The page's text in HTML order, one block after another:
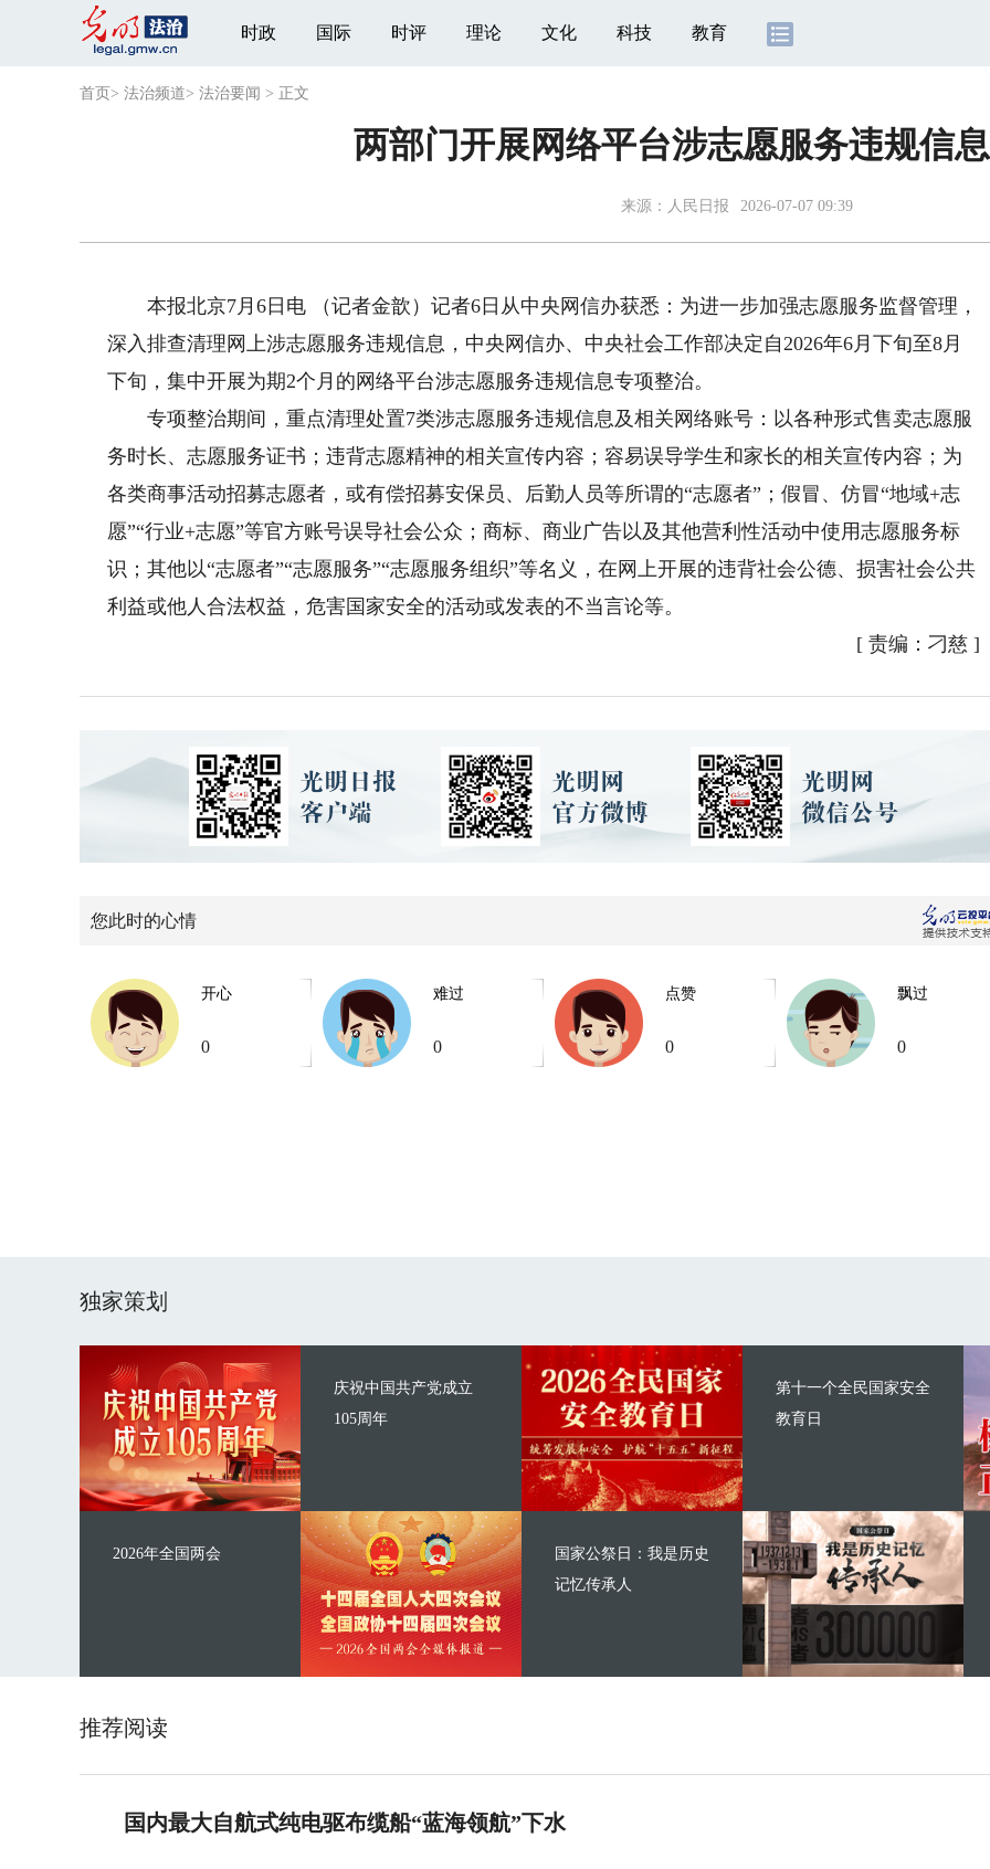
时政 国际 时评 理论 文化 科技 教育
首页 > 法治频道> 法治要闻 > 正文
两部门开展网络平台涉志愿服务违规信
来源： 人民日报 2026-07-07 09:39
本报北京7月6日电 （记者金歆）记者6日从中央网信办获悉：为进一步加强志愿服务监督管理，
深入排查清理网上涉志愿服务违规信息，中央网信办、中央社会工作部决定自2026年6月下旬至8月
下旬，集中开展为期2个月的网络平台涉志愿服务违规信息专项整治。
专项整治期间，重点清理处置7类涉志愿服务违规信息及相关网络账号：以各种形式售卖志愿服
务时长、志愿服务证书；违背志愿精神的相关宣传内容；容易误导学生和家长的相关宣传内容；为
各类商事活动招募志愿者，或有偿招募安保员、后勤人员等所谓的“志愿者”；假冒、仿冒“地域+志
愿”“行业+志愿”等官方账号误导社会公众；商标、商业广告以及其他营利性活动中使用志愿服务标
识；其他以“志愿者”“志愿服务”“志愿服务组织”等名义，在网上开展的违背社会公德、损害社会公共
利益或他人合法权益，危害国家安全的活动或发表的不当言论等。
[ 责编：刁慈 ]
您此时的心情
开心
0
难过
0
点赞
0
飘过
0
独家策划
庆祝中国共产党成立
105周年
2026年全国两会
第十一个全民国家安全
教育日
国家公祭日：我是历史
记忆传承人
推荐阅读
国内最大自航式纯电驱布缆船“蓝海领航”下水